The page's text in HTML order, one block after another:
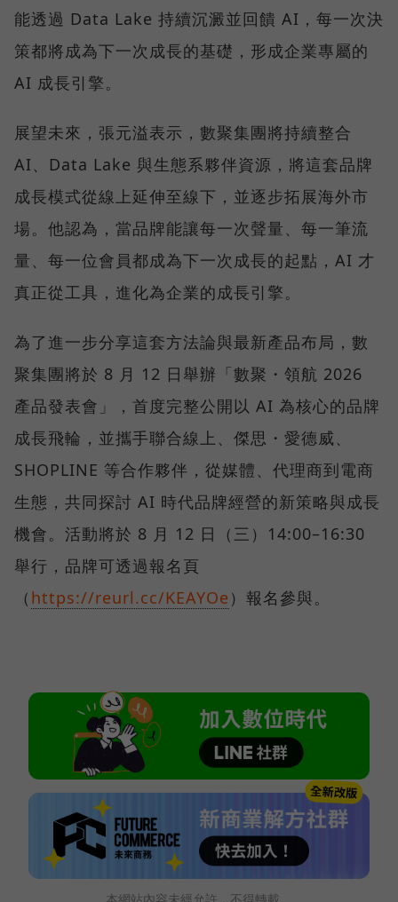
能透過 Data Lake 持續沉澱並回饋 AI，每一次決
策都將成為下一次成長的基礎，形成企業專屬的
AI 成長引擎。
展望未來，張元溢表示，數聚集團將持續整合
AI、Data Lake 與生態系夥伴資源，將這套品牌
成長模式從線上延伸至線下，並逐步拓展海外市
場。他認為，當品牌能讓每一次聲量、每一筆流
量、每一位會員都成為下一次成長的起點，AI 才
真正從工具，進化為企業的成長引擎。
為了進一步分享這套方法論與最新產品布局，數
聚集團將於 8 月 12 日舉辦「數聚・領航 2026
產品發表會」，首度完整公開以 AI 為核心的品牌
成長飛輪，並攜手聯合線上、傑思・愛德威、
SHOPLINE 等合作夥伴，從媒體、代理商到電商
生態，共同探討 AI 時代品牌經營的新策略與成長
機會。活動將於 8 月 12 日（三）14:00–16:30
舉行，品牌可透過報名頁
（ https://reurl.cc/KEAYOe ）報名參與。